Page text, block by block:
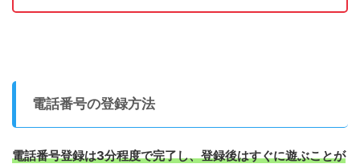
電話番号の登録方法
電話番号登録は3分程度で完了し、登録後はすぐに遊ぶことが